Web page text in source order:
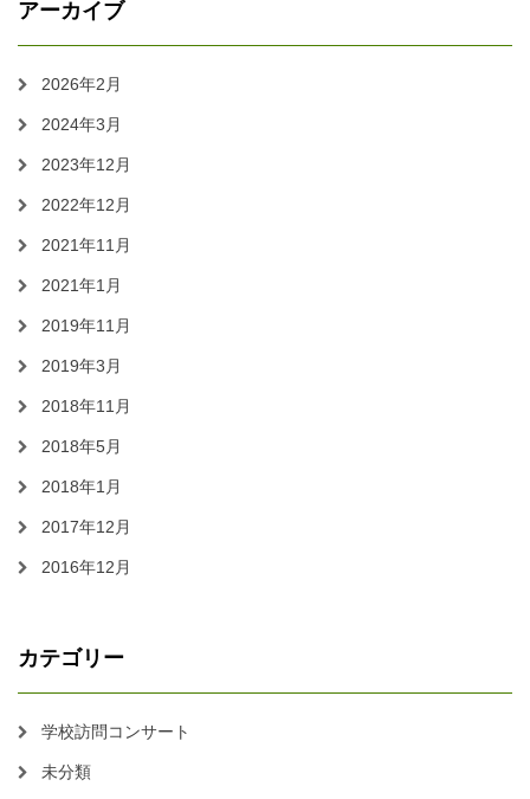
アーカイブ
2026年2月
2024年3月
2023年12月
2022年12月
2021年11月
2021年1月
2019年11月
2019年3月
2018年11月
2018年5月
2018年1月
2017年12月
2016年12月
カテゴリー
学校訪問コンサート
未分類